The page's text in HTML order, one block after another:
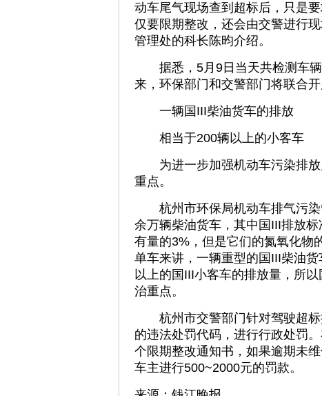
动车尾气现场查到超标后，只是
仅要限期整改，还会由交警进行
管理处的科长陈昀介绍。
据悉，5月9日当天共检测车辆
来，环保部门和交警部门将联合开
一辆国III柴油货车的排放
相当于200辆以上的小客车
为进一步加强机动车污染排放
重点。
杭州市环保局机动车排气污染
余万辆柴油货车，其中国III排放
有量的3%，但是它们的氮氧化物
单车来讲，一辆重型的国III柴油
以上的国III小客车的排放量，所
治重点。
杭州市交警部门针对驾驶超标
的违法处罚代码，进行行政处罚
个限期整改通知书，如果逾期未
车主进行500~2000元的罚款。